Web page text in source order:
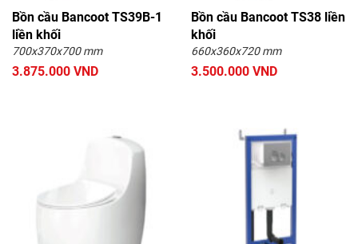
Bồn cầu nắp rửa cơ Bồn cầu BASIC
Nắp bồn cầu rửa cơ Bồn cầu ATMOR
Bồn cầu Dolacera Bồn cầu ECOD
Bồn cầu nắp điện tử
Bồn cầu Bancoot TS39B-1
liền khối
700x370x700 mm
3.875.000 VND
Bồn cầu Bancoot TS38 liền
khối
660x360x720 mm
3.500.000 VND